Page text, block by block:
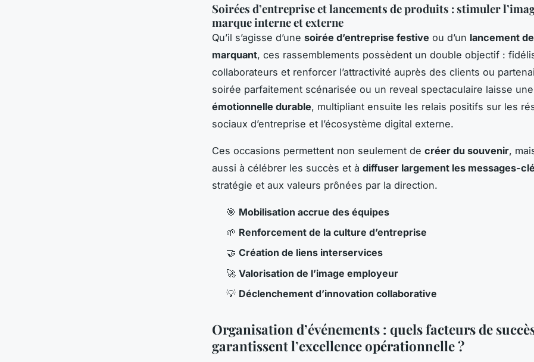
Soirées d’entreprise et lancements de produits : stimuler
marque interne et externe
Qu’il s’agisse d’une soirée d’entreprise festive ou d’un lancement
marquant, ces rassemblements possèdent un double objectif :
collaborateurs et renforcer l’attractivité auprès des clients ou
soirée parfaitement scénarisée ou un reveal spectaculaire laisse une
émotionnelle durable, multipliant ensuite les relais positifs sur les
sociaux d’entreprise et l’écosystème digital externe.
Ces occasions permettent non seulement de créer du souvenir,
aussi à célébrer les succès et à diffuser largement les messages-
stratégie et aux valeurs prônées par la direction.
🎯 Mobilisation accrue des équipes
🌱 Renforcement de la culture d’entreprise
🤝 Création de liens interservices
🚀 Valorisation de l’image employeur
💡 Déclenchement d’innovation collaborative
Organisation d’événements : quels facteurs de
garantissent l’excellence opérationnelle ?